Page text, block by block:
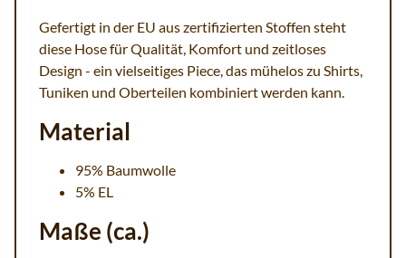
Gefertigt in der EU aus zertifizierten Stoffen steht
diese Hose für Qualität, Komfort und zeitloses
Design - ein vielseitiges Piece, das mühelos zu Shirts,
Tuniken und Oberteilen kombiniert werden kann.
Material
95% Baumwolle
5% EL
Maße (ca.)